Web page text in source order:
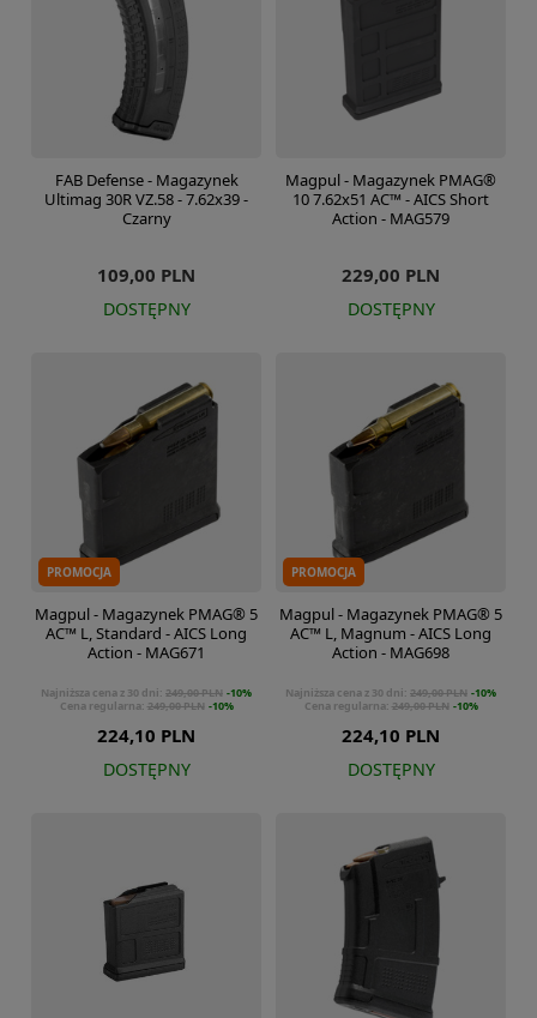
FAB Defense - Magazynek
Ultimag 30R VZ.58 - 7.62x39 -
Czarny
109,00 PLN
DOSTĘPNY
Magpul - Magazynek PMAG®
10 7.62x51 AC™ - AICS Short
Action - MAG579
229,00 PLN
DOSTĘPNY
PROMOCJA
Magpul - Magazynek PMAG® 5
AC™ L, Standard - AICS Long
Action - MAG671
224,10 PLN
Najniższa cena z 30 dni: 249,00 PLN -10%
Cena regularna: 249,00 PLN -10%
DOSTĘPNY
PROMOCJA
Magpul - Magazynek PMAG® 5
AC™ L, Magnum - AICS Long
Action - MAG698
224,10 PLN
Najniższa cena z 30 dni: 249,00 PLN -10%
Cena regularna: 249,00 PLN -10%
DOSTĘPNY